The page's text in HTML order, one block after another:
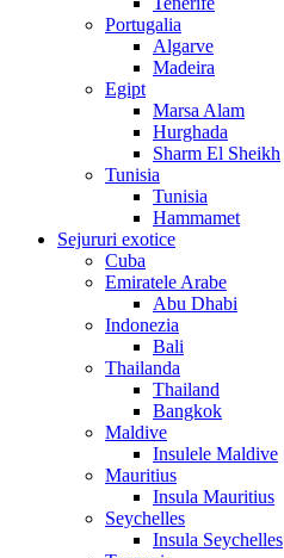
Portugalia
Algarve
Madeira
Egipt
Marsa Alam
Hurghada
Sharm El Sheikh
Tunisia
Tunisia
Hammamet
Sejururi exotice
Cuba
Emiratele Arabe
Abu Dhabi
Indonezia
Bali
Thailanda
Thailand
Bangkok
Maldive
Insulele Maldive
Mauritius
Insula Mauritius
Seychelles
Insula Seychelles